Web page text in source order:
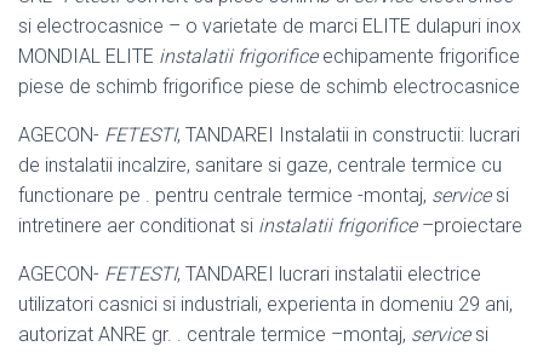
si electrocasnice – o varietate de marci ELITE dulapuri inox
MONDIAL ELITE instalatii frigorificeechipamente frigorifice
piese de schimb frigorifice piese de schimb electrocasnice
AGECON- FETESTI, TANDAREI Instalatii in constructii: lucrari
de instalatii incalzire, sanitare si gaze, centrale termice cu
functionare pe . pentru centrale termice -montaj, servicesi
intretinere aer conditionat si instalatii frigorifice–proiectare
AGECON- FETESTI, TANDAREI lucrari instalatii electrice
utilizatori casnici si industriali, experienta in domeniu 29 ani,
autorizat ANRE gr. . centrale termice –montaj, servicesi